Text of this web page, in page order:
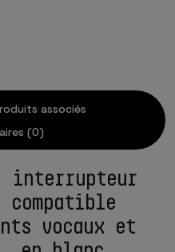
associés
(0)
interrupteur
vocaux et